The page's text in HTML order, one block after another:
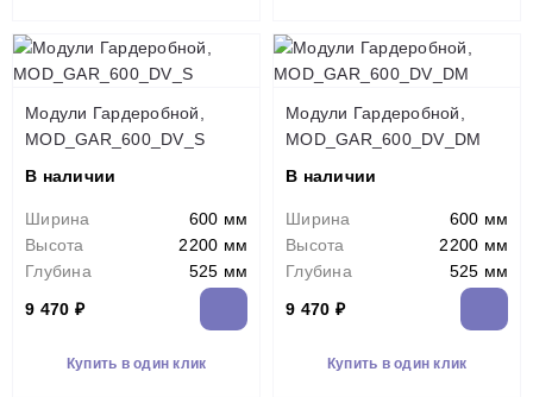
Модули Гардеробной,
MOD_GAR_600_DV_S
В наличии
Ширина
600 мм
Высота
2200 мм
Глубина
525 мм
9 470 ₽
Купить в один клик
Модули Гардеробной,
MOD_GAR_600_DV_DM
В наличии
Ширина
600 мм
Высота
2200 мм
Глубина
525 мм
9 470 ₽
Купить в один клик